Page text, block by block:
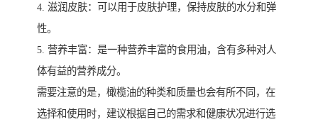
4. 滋润皮肤：可以用于皮肤护理，保持皮肤的水分和弹
性。
5. 营养丰富：是一种营养丰富的食用油，含有多种对人
体有益的营养成分。
需要注意的是，橄榄油的种类和质量也会有所不同，在
选择和使用时，建议根据自己的需求和健康状况进行选